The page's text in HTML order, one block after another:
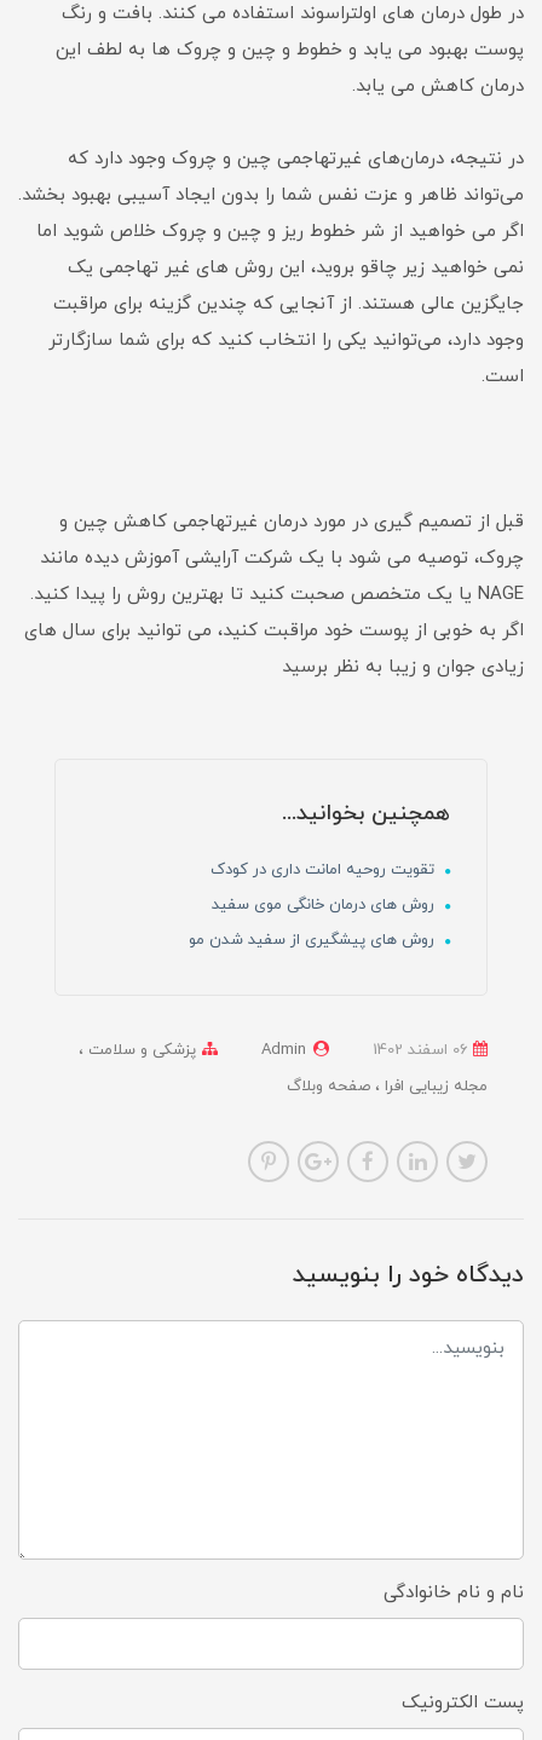
در طول درمان های اولتراسوند استفاده می کنند. بافت و رنگ
پوست بهبود می یابد و خطوط و چین و چروک ها به لطف این
درمان کاهش می یابد.
در نتیجه، درمان‌های غیرتهاجمی چین و چروک وجود دارد که
می‌تواند ظاهر و عزت نفس شما را بدون ایجاد آسیبی بهبود بخشد.
اگر می خواهید از شر خطوط ریز و چین و چروک خلاص شوید اما
نمی خواهید زیر چاقو بروید، این روش های غیر تهاجمی یک
جایگزین عالی هستند. از آنجایی که چندین گزینه برای مراقبت
وجود دارد، می‌توانید یکی را انتخاب کنید که برای شما سازگارتر
است.
قبل از تصمیم گیری در مورد درمان غیرتهاجمی کاهش چین و
چروک، توصیه می شود با یک شرکت آرایشی آموزش دیده مانند
NAGE یا یک متخصص صحبت کنید تا بهترین روش را پیدا کنید.
اگر به خوبی از پوست خود مراقبت کنید، می توانید برای سال های
زیادی جوان و زیبا به نظر برسید
همچنین بخوانید...
تقویت روحیه امانت داری در کودک
روش های درمان خانگی موی سفید
روش های پیشگیری از سفید شدن مو
Admin
پزشکی و سلامت
مجله زیبایی افرا
صفحه وبلاگ
دیدگاه خود را بنویسید
نام و نام خانوادگی
پست الکترونیک